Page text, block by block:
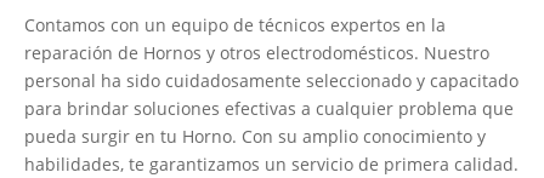
Contamos con un equipo de técnicos expertos en la
reparación de Hornos y otros electrodomésticos. Nuestro
personal ha sido cuidadosamente seleccionado y capacitado
para brindar soluciones efectivas a cualquier problema que
pueda surgir en tu Horno. Con su amplio conocimiento y
habilidades, te garantizamos un servicio de primera calidad.